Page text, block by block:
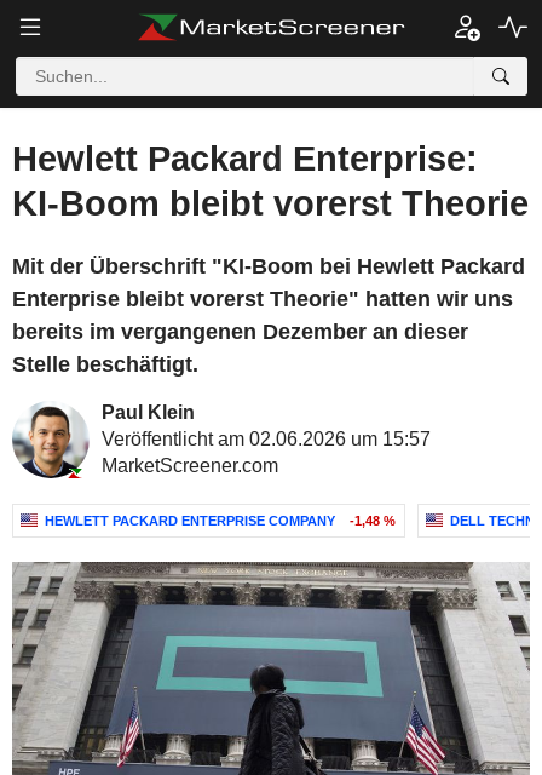
Hewlett Packard Enterprise:
KI-Boom bleibt vorerst Theorie
Mit der Überschrift "KI-Boom bei Hewlett Packard
Enterprise bleibt vorerst Theorie" hatten wir uns
bereits im vergangenen Dezember an dieser
Stelle beschäftigt.
Paul Klein
Veröffentlicht am 02.06.2026 um 15:57
MarketScreener.com
HEWLETT PACKARD ENTERPRISE COMPANY -1,48 % DELL